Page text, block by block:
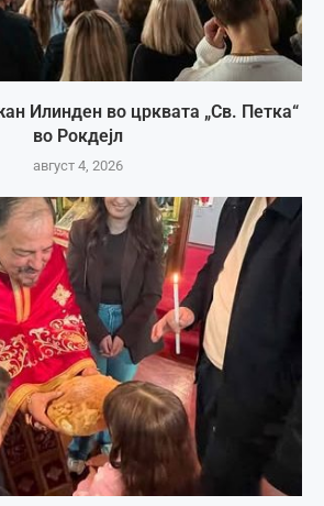
Илинден во црквата „Св. Петка“
во Рокдејл
август 4, 2026